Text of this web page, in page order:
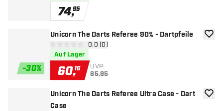
74,95
-30%
Unicorn The Darts Referee 90% - Dartpfeile
Bewertungsbereich öffnen
0 Bewertungssterne
0.0 (0)
Auf Lager
60,16 UVP:
85,95
Zur
Unicorn The Darts Referee Ultra Case - Dart
Case
Zur